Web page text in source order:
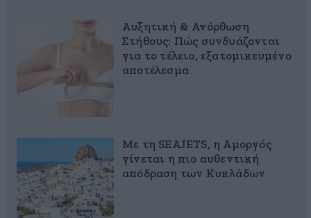
Αυξητική & Ανόρθωση
Στήθους: Πώς συνδυάζονται
για το τέλειο, εξατομικευμένο
αποτέλεσμα
Με τη SEAJETS, η Αμοργός
γίνεται η πιο αυθεντική
απόδραση των Κυκλάδων